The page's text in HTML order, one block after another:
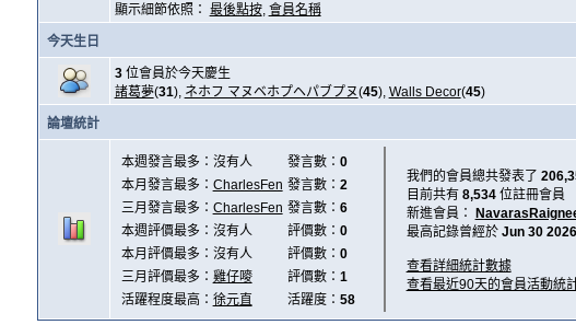
顯示細節依照： 最後點按, 會員名稱
今天生日
3位會員於今天慶生
諸葛夢(31), ネホフ マヌベホプヘパブプヌ(45), Walls Decor(45)
論壇統計
本週發言最多：沒有人 發言數： 0
本月發言最多： CharlesFen 發言數： 2
三月發言最多： CharlesFen 發言數： 6
本週評價最多：沒有人
評價數： 0
本月評價最多：沒有人
評價數： 0
三月評價最多： 雞仔嘜 評價數： 1
活躍程度最高： 徐元直 活躍度： 58
我們的會員總共發表了
目前共有 8,534位註冊會員
新進會員：
最高記錄曾經於 Jun 30
查看詳細統計數據
查看最近90天的會員活動統